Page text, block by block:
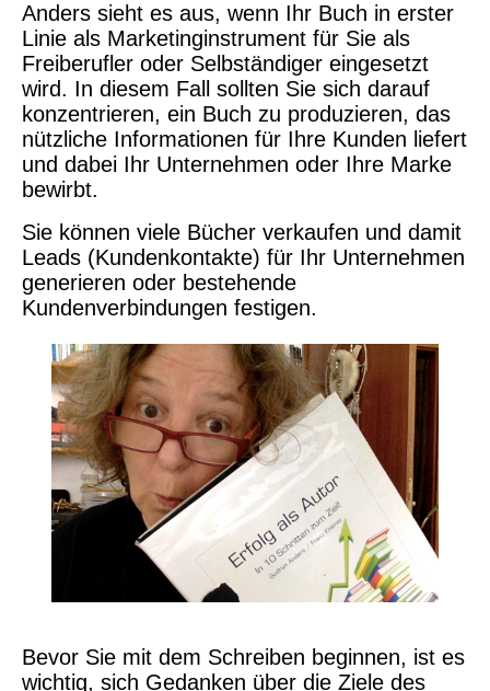
Anders sieht es aus, wenn Ihr Buch in erster
Linie als Marketinginstrument für Sie als
Freiberufler oder Selbständiger eingesetzt
wird. In diesem Fall sollten Sie sich darauf
konzentrieren, ein Buch zu produzieren, das
nützliche Informationen für Ihre Kunden liefert
und dabei Ihr Unternehmen oder Ihre Marke
bewirbt.
Sie können viele Bücher verkaufen und damit
Leads (Kundenkontakte) für Ihr Unternehmen
generieren oder bestehende
Kundenverbindungen festigen.
Bevor Sie mit dem Schreiben beginnen, ist es
wichtig, sich Gedanken über die Ziele des